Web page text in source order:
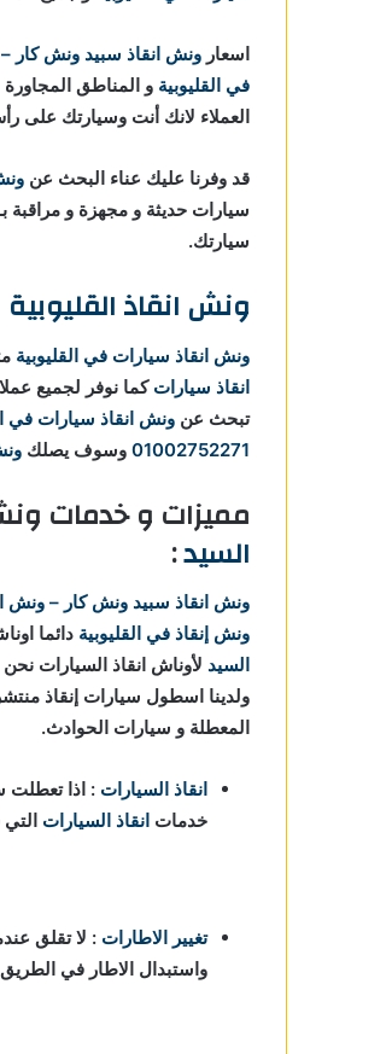
اسعار ونش انقاذ سبيد ونش كار –
في القليوبية و المناطق
العملاء لانك أنت وسيارتك على
قد وفرنا عليك عناء البحث عن
سيارتك.
ونش انقاذ القليوبية
ونش انقاذ سيارات في القليوبية
انقاذ سيارات كما نوفر لجميع
تبحث عن ونش انقاذ سيارات في
01002752271 وسوف يصلك
مميزات و خدمات
السيد:
ونش انقاذ سبيد ونش كار – ونش
ونش إنقاذ في القليوبية دائما
السيد
ولدينا اسطول سيارات إنقاذ
المعطلة و سيارات الحوادث.
انقاذ السيارات : اذا تعطلت
خدمات انقاذ السيارات التي
تغيير الاطارات : لا تقلق
واستبدال الاطار في